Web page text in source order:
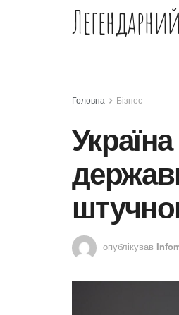
Головна Бізнес
опублікував